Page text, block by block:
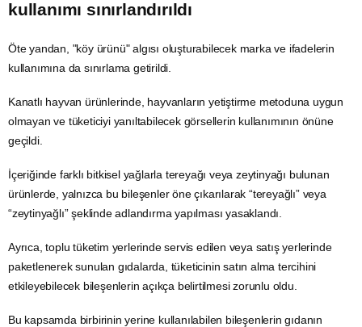
kullanımı sınırlandırıldı
Öte yandan, "köy ürünü" algısı oluşturabilecek marka ve ifadelerin
kullanımına da sınırlama getirildi.
Kanatlı hayvan ürünlerinde, hayvanların yetiştirme metoduna uygun
olmayan ve tüketiciyi yanıltabilecek görsellerin kullanımının önüne
geçildi.
İçeriğinde farklı bitkisel yağlarla tereyağı veya zeytinyağı bulunan
ürünlerde, yalnızca bu bileşenler öne çıkarılarak “tereyağlı” veya
“zeytinyağlı” şeklinde adlandırma yapılması yasaklandı.
Ayrıca, toplu tüketim yerlerinde servis edilen veya satış yerlerinde
paketlenerek sunulan gıdalarda, tüketicinin satın alma tercihini
etkileyebilecek bileşenlerin açıkça belirtilmesi zorunlu oldu.
Bu kapsamda birbirinin yerine kullanılabilen bileşenlerin gıdanın